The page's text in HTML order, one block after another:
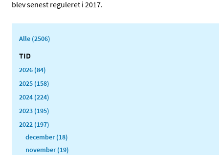
blev senest reguleret i 2017.
Alle (2506)
TID
2026 (84)
2025 (158)
2024 (224)
2023 (195)
2022 (197)
december (18)
november (19)